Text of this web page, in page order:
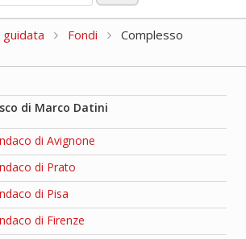
guidata Fondi
Complesso
di Marco Datini
di Avignone
di Prato
di Pisa
di Firenze